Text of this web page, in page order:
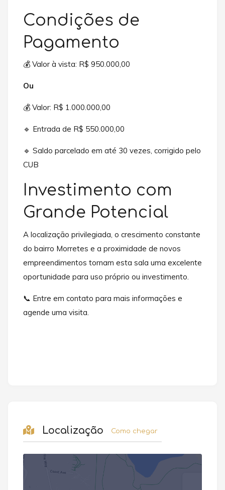
Condições de
Pagamento
💰 Valor à vista: R$ 950.000,00
Ou
💰 Valor: R$ 1.000.000,00
🔹 Entrada de R$ 550.000,00
🔹 Saldo parcelado em até 30 vezes, corrigido pelo
CUB
Investimento com
Grande Potencial
A localização privilegiada, o crescimento constante
do bairro Morretes e a proximidade de novos
empreendimentos tornam esta sala uma excelente
oportunidade para uso próprio ou investimento.
📞 Entre em contato para mais informações e
agende uma visita.
Localização Como chegar